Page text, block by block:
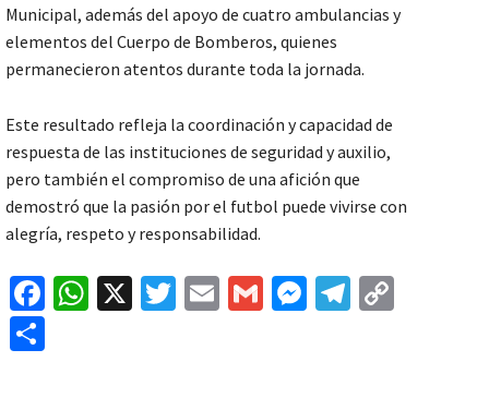
Municipal, además del apoyo de cuatro ambulancias y
elementos del Cuerpo de Bomberos, quienes
permanecieron atentos durante toda la jornada.
Este resultado refleja la coordinación y capacidad de
respuesta de las instituciones de seguridad y auxilio,
pero también el compromiso de una afición que
demostró que la pasión por el futbol puede vivirse con
alegría, respeto y responsabilidad.
Fa W X
T
E
G
M Te